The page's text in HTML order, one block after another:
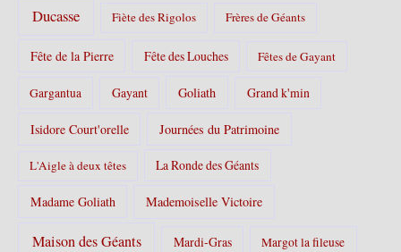
Ducasse Fiète des Rigolos Frères de Géants
Fête de la Pierre Fête des Louches Fêtes de Gayant
Gargantua Gayant Goliath Grand k'min
Isidore Court'orelle Journées du Patrimoine
L'Aigle à deux têtes La Ronde des Géants
Madame Goliath Mademoiselle Victoire
Maison des Géants Mardi-Gras Margot la fileuse